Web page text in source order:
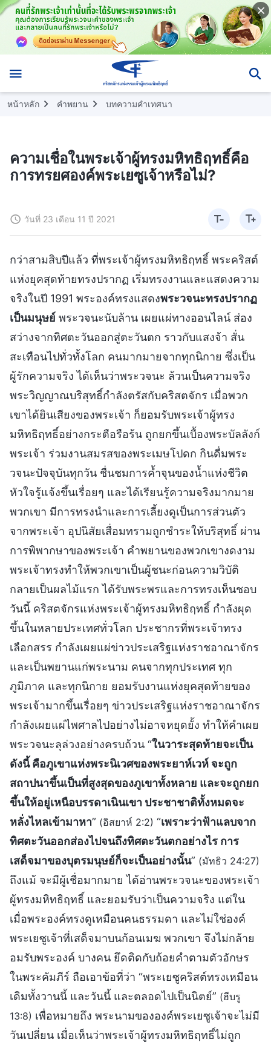
หน้าหลัก คำพยาน บทความคำเทศนา
ความเชื่อในพระเจ้าผู้ทรงมหิทธิฤทธิ์คือ
การทรยศองค์พระเยซูเจ้าหรือไม่?
วันที่ 23 เดือน 11 ปี 2021
กว่าสามสิบปีแล้ว ที่พระเจ้าผู้ทรงมหิทธิฤทธิ์ พระคริสต์
แห่งยุคสุดท้ายทรงปรากฏ เริ่มทรงงานและแสดงความ
จริงในปี 1991 พระองค์ทรงแสดงพระวจนะทรงปรากฏ
เป็นมนุษย์ พระวจนะนับล้าน เผยแผ่ทางออนไลน์ ส่อง
สว่างจากทิศตะวันออกสู่ตะวันตก ราวกับแสงจ้า สั่น
สะเทือนไปทั่วทั้งโลก คนมากมายจากทุกนิกาย ซึ่งเป็น
ผู้รักความจริง ได้เห็นว่าพระวจนะ ล้วนเป็นความจริง
พระวิญญาณบริสุทธิ์กำลังตรัสกับคริสตจักร เมื่อพวก
เขาได้ยินเสียงของพระเจ้า ก็ยอมรับพระเจ้าผู้ทรง
มหิทธิฤทธิ์อย่างกระตือรือร้น ถูกยกขึ้นเบื้องพระบัลลังก์
พระเจ้า ร่วมงานสมรสของพระเมษโปดก กินดื่มพระ
วจนะปัจจุบันทุกวัน ชื่นชมการค้ำจุนของน้ำแห่งชีวิต
หัวใจรู้แจ้งขึ้นเรื่อยๆ และได้เรียนรู้ความจริงมากมาย
พวกเขา มีการทรงนำและการเลี้ยงดูเป็นการส่วนตัว
จากพระเจ้า อุปนิสัยเสื่อมทรามถูกชำระให้บริสุทธิ์ ผ่าน
การพิพากษาของพระเจ้า คำพยานของพวกเขางดงาม
พระเจ้าทรงทำให้พวกเขาเป็นผู้ชนะก่อนความวิบัติ
กลายเป็นผลไม้แรก ได้รับพระพรและการทรงเห็นชอบ
วันนี้ คริสตจักรแห่งพระเจ้าผู้ทรงมหิทธิฤทธิ์ กำลังผุด
ขึ้นในหลายประเทศทั่วโลก ประชากรที่พระเจ้าทรง
เลือกสรร กำลังเผยแผ่ข่าวประเสริฐแห่งราชอาณาจักร
และเป็นพยานแก่พระนาม คนจากทุกประเทศ ทุก
ภูมิภาค และทุกนิกาย ยอมรับงานแห่งยุคสุดท้ายของ
พระเจ้ามากขึ้นเรื่อยๆ ข่าวประเสริฐแห่งราชอาณาจักร
กำลังเผยแผ่ไพศาลไปอย่างไม่อาจหยุดยั้ง ทำให้คำเผย
พระวจนะลุล่วงอย่างครบถ้วน “ในวาระสุดท้ายจะเป็น
ดังนี้ คือภูเขาแห่งพระนิเวศของพระยาห์เวห์ จะถูก
สถาปนาขึ้นเป็นที่สูงสุดของภูเขาทั้งหลาย และจะถูกยก
ขึ้นให้อยู่เหนือบรรดาเนินเขา ประชาชาติทั้งหมดจะ
หลั่งไหลเข้ามาหา” (อิสยาห์ 2:2) “เพราะว่าฟ้าแลบจาก
ทิศตะวันออกส่องไปจนถึงทิศตะวันตกอย่างไร การ
เสด็จมาของบุตรมนุษย์ก็จะเป็นอย่างนั้น” (มัทธิว 24:27)
ถึงแม้ จะมีผู้เชื่อมากมาย ได้อ่านพระวจนะของพระเจ้า
ผู้ทรงมหิทธิฤทธิ์ และยอมรับว่าเป็นความจริง แต่ใน
เมื่อพระองค์ทรงดูเหมือนคนธรรมดา และไม่ใช่องค์
พระเยซูเจ้าที่เสด็จมาบนก้อนเมฆ พวกเขา จึงไม่กล้าย
อมรับพระองค์ บางคน ยึดติดกับถ้อยคำตามตัวอักษร
ในพระคัมภีร์ ถือเอาข้อที่ว่า “พระเยซูคริสต์ทรงเหมือน
เดิมทั้งวานนี้ และวันนี้ และตลอดไปเป็นนิตย์” (ฮีบรู
13:8) เพื่อหมายถึง พระนามขององค์พระเยซูเจ้าจะไม่มี
วันเปลี่ยน เมื่อเห็นว่าพระเจ้าผู้ทรงมหิทธิฤทธิ์ไม่ถูก